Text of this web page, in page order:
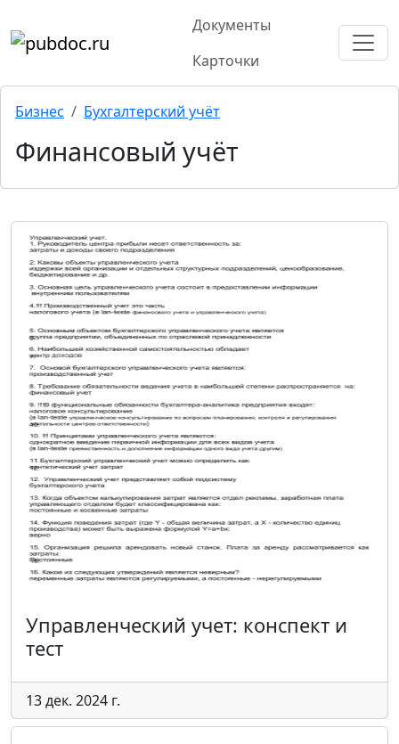
Документы
Карточки
Бизнес Бухгалтерский учёт
Финансовый учёт
Управленческий учет: конспект и
тест
13 дек. 2024 г.